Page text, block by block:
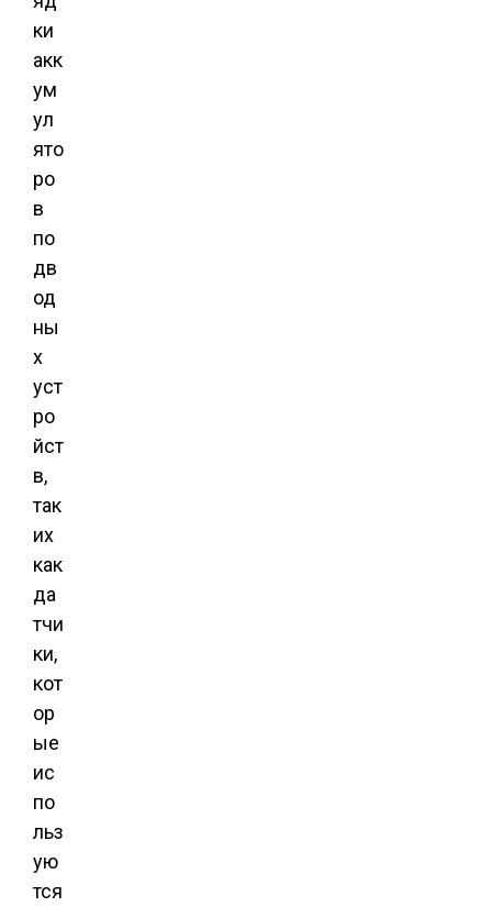
ки
акк
ум
ул
ято
ро
в
по
дв
од
ны
х
уст
ро
йст
в,
так
их
как
да
тчи
ки,
кот
ор
ые
ис
по
льз
ую
тся